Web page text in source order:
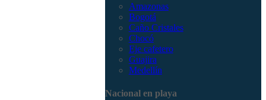
Amazonas
Bogotá
Caño Cristales
Chocó
Eje cafetero
Guajira
Medellín
Nacional en playa